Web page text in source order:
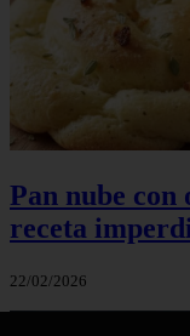
Pan nube con
receta
22/02/2026